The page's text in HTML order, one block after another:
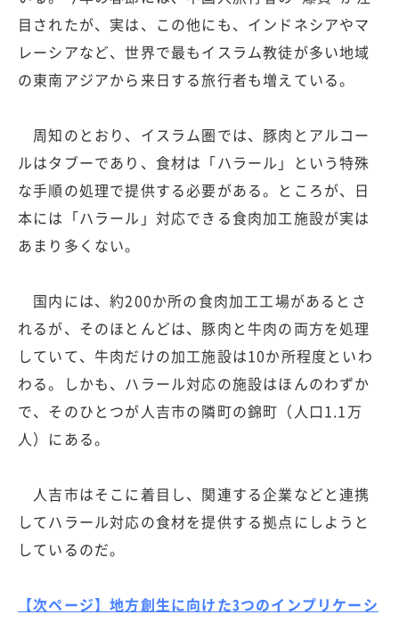
目されたが、実は、この他にも、インドネシアやマ
レーシアなど、世界で最もイスラム教徒が多い地域
の東南アジアから来日する旅行者も増えている。
周知のとおり、イスラム圏では、豚肉とアルコー
ルはタブーであり、食材は「ハラール」という特殊
な手順の処理で提供する必要がある。ところが、日
本には「ハラール」対応できる食肉加工施設が実は
あまり多くない。
国内には、約200か所の食肉加工工場があるとさ
れるが、そのほとんどは、豚肉と牛肉の両方を処理
していて、牛肉だけの加工施設は10か所程度といわ
わる。しかも、ハラール対応の施設はほんのわずか
で、そのひとつが人吉市の隣町の錦町（人口1.1万
人）にある。
人吉市はそこに着目し、関連する企業などと連携
してハラール対応の食材を提供する拠点にしようと
しているのだ。
【次ページ】地方創生に向けた3つのインプリケーシ